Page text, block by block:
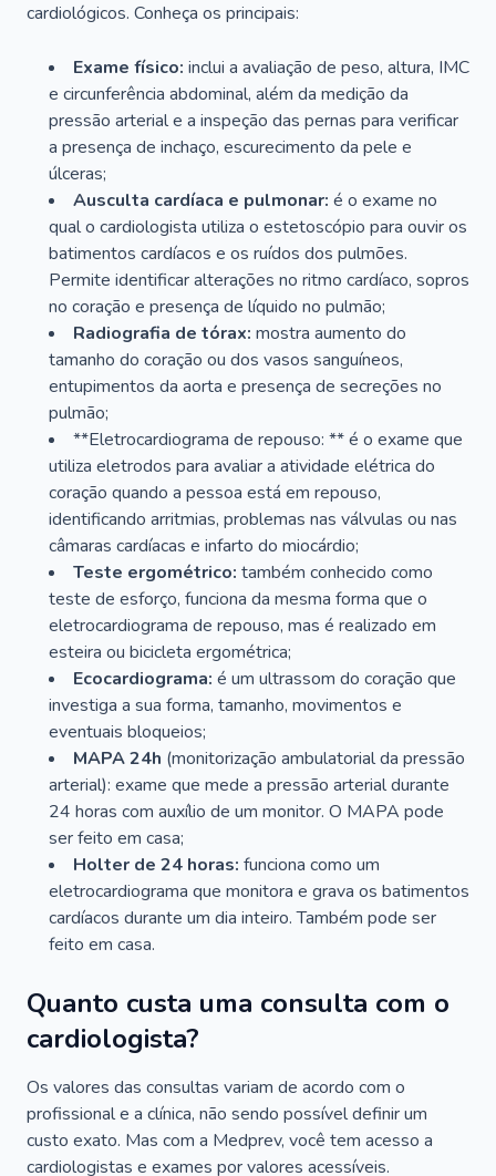
cardiológicos. Conheça os principais:
Exame físico: inclui a avaliação de peso, altura, IMC
e circunferência abdominal, além da medição da
pressão arterial e a inspeção das pernas para verificar
a presença de inchaço, escurecimento da pele e
úlceras;
Ausculta cardíaca e pulmonar: é o exame no
qual o cardiologista utiliza o estetoscópio para ouvir os
batimentos cardíacos e os ruídos dos pulmões.
Permite identificar alterações no ritmo cardíaco, sopros
no coração e presença de líquido no pulmão;
Radiografia de tórax: mostra aumento do
tamanho do coração ou dos vasos sanguíneos,
entupimentos da aorta e presença de secreções no
pulmão;
**Eletrocardiograma de repouso: ** é o exame que
utiliza eletrodos para avaliar a atividade elétrica do
coração quando a pessoa está em repouso,
identificando arritmias, problemas nas válvulas ou nas
câmaras cardíacas e infarto do miocárdio;
Teste ergométrico: também conhecido como
teste de esforço, funciona da mesma forma que o
eletrocardiograma de repouso, mas é realizado em
esteira ou bicicleta ergométrica;
Ecocardiograma: é um ultrassom do coração que
investiga a sua forma, tamanho, movimentos e
eventuais bloqueios;
MAPA 24h (monitorização ambulatorial da pressão
arterial): exame que mede a pressão arterial durante
24 horas com auxílio de um monitor. O MAPA pode
ser feito em casa;
Holter de 24 horas: funciona como um
eletrocardiograma que monitora e grava os batimentos
cardíacos durante um dia inteiro. Também pode ser
feito em casa.
Quanto custa uma consulta com o
cardiologista?
Os valores das consultas variam de acordo com o
profissional e a clínica, não sendo possível definir um
custo exato. Mas com a Medprev, você tem acesso a
cardiologistas e exames por valores acessíveis.